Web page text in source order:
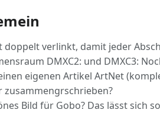
doppelt verlinkt, damit jeder
DMXC2: und DMXC3:
eigenen Artikel ArtNet
zusammengrschrieben?
Bild für Gobo? Das lässt sich